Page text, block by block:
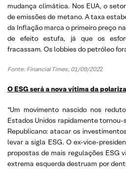
mudança climática. Nos EUA, o
de emissões de metano. A taxa
da Inflação marca o primeiro preço
de efeito estufa, já que os
fracassam. Os lobbies do petróleo
Fonte: Financial Times, 01/09/2022
O ESG será a nova vítima da
“Um movimento nascido nos
Estados Unidos rapidamente
Republicano: atacar os
levar a sigla ESG. O ex-vice-
propostas de mais regulações ESG
extrema esquerda destruam por